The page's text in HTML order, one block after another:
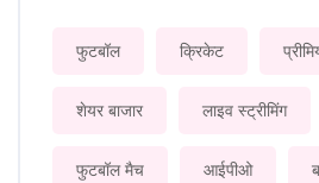
फुटबॉल क्रिकेट
शेयर बाजार लाइव स्ट्रीमिंग
फुटबॉल मैच आईपीओ